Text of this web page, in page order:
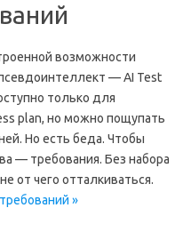
возможности
— AI Test
только для
plan, но можно пощупать
Но есть беда. Чтобы
— требования. Без набора
от чего отталкиваться.
»